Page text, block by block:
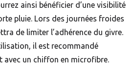
ainsi bénéficier d’une visibilité
pluie. Lors des journées froides
de limiter l’adhérence du givre.
il est recommandé
avec un chiffon en microfibre.